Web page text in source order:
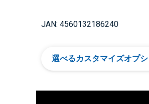
JAN: 4560132186240
選べるカスタマイズオプ